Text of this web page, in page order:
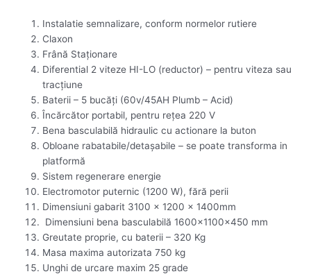
Instalatie semnalizare, conform normelor rutiere
Claxon
Frână Staţionare
Diferential 2 viteze HI-LO (reductor) – pentru viteza sau
tracţiune
Baterii – 5 bucăţi (60v/45AH Plumb – Acid)
Încărcător portabil, pentru reţea 220 V
Bena basculabilă hidraulic cu actionare la buton
Obloane rabatabile/detaşabile – se poate transforma in
platformă
Sistem regenerare energie
Electromotor puternic (1200 W), fără perii
Dimensiuni gabarit 3100 x 1200 x 1400mm
Dimensiuni bena basculabilă 1600x1100x450 mm
Greutate proprie, cu baterii – 320 Kg
Masa maxima autorizata 750 kg
Unghi de urcare maxim 25 grade